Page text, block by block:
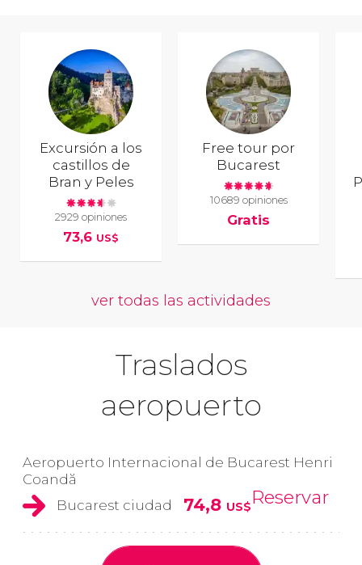
Excursión a los
castillos de
Bran y Peles
2929 opiniones
73,6 US$
Free tour por
Bucarest
10689 opiniones
Gratis
ver todas las actividades
Traslados
aeropuerto
Aeropuerto Internacional de Bucarest Henri
Coandă
Bucarest ciudad
74,8 US$Reservar